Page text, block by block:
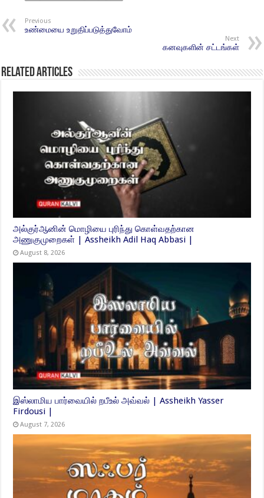
Previous
உண்மையை உறுதிப்படுத்துவோம்
Next
கனவுகளின் சட்டங்கள்
Related Articles
அல்குர்ஆனின் மொழியை புரிந்து கொள்வதற்கான
அணுகுமுறைகள் | Assheikh Adil Haq Abbasi |
August 8, 2026
இஸ்லாமிய பார்வையில் றபீஉல் அவ்வல் | Assheikh Yasser
Firdousi |
August 7, 2026